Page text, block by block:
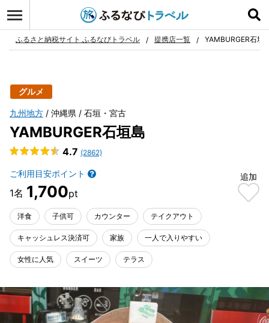
お気に入り
ふるさと納税サイト ふるなびトラベル 提携店一覧 YAMBURGER石垣
グルメ
九州地方 沖縄県 石垣・宮古
YAMBURGER石垣島
4.7 (2862)
ご利用目安ポイント
1,700
追加
洋食 子供可 カウンター テイクアウト
キャッシュレス決済可 家族 一人で入りやすい
女性に人気 スイーツ テラス